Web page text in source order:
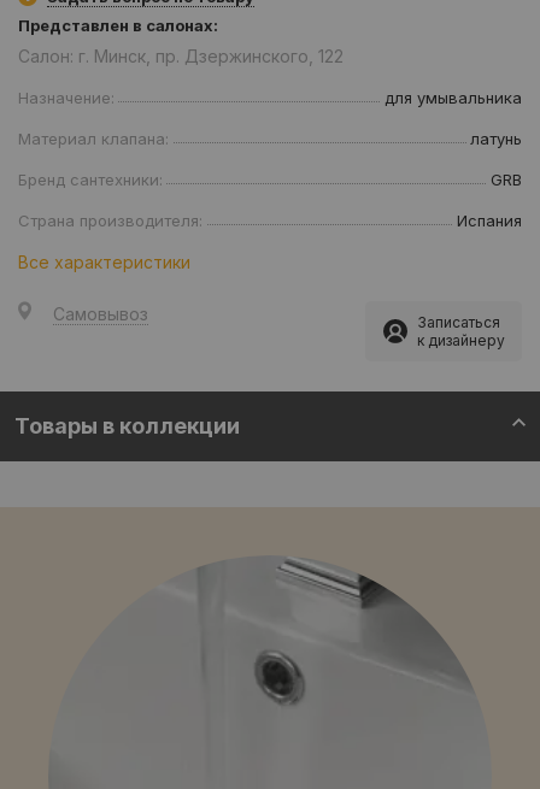
Представлен в салонах:
Салон: г. Минск, пр. Дзержинского, 122
Назначение: для умывальника
Материал клапана: латунь
Бренд сантехники: GRB
Страна производителя: Испания
Все характеристики
Самовывоз
Записаться
к дизайнеру
Товары в коллекции